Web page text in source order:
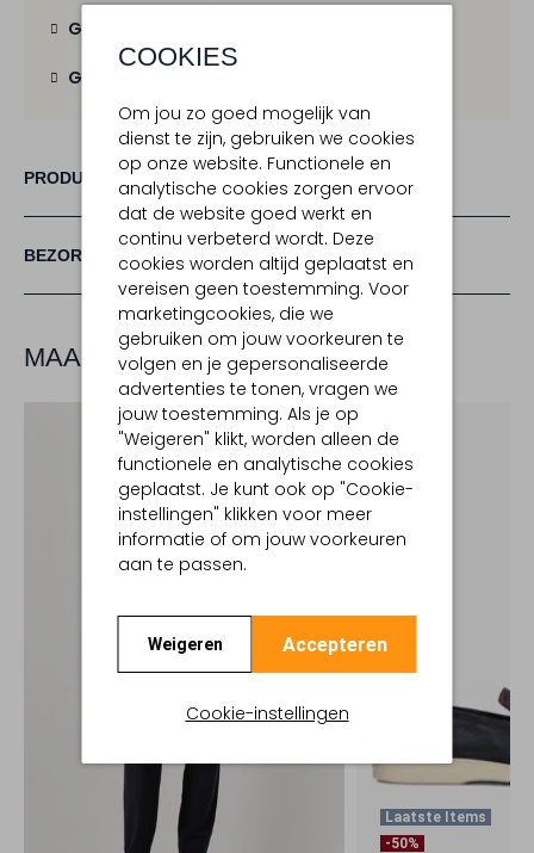
COOKIES
Om jou zo goed mogelijk van
dienst te zijn, gebruiken we cookies
op onze website. Functionele en
analytische cookies zorgen ervoor
dat de website goed werkt en
continu verbeterd wordt. Deze
cookies worden altijd geplaatst en
vereisen geen toestemming. Voor
marketingcookies, die we
gebruiken om jouw voorkeuren te
volgen en je gepersonaliseerde
advertenties te tonen, vragen we
jouw toestemming. Als je op
"Weigeren" klikt, worden alleen de
functionele en analytische cookies
geplaatst. Je kunt ook op "Cookie-
instellingen" klikken voor meer
informatie of om jouw voorkeuren
aan te passen.
Weigeren Accepteren
Cookie-instellingen
Gratis verzending
Gratis retour
PRODUCT INFORMATIE
BEZORGEN & RETOURNEREN
MAAK JE LOOK COMPLEET
Laatste Items
-50%